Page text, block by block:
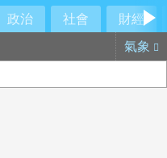
政治 社會
財經
氣象